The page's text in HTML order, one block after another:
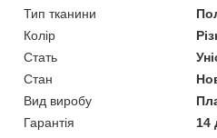
Тип тканини
Колір
Стать
Стан
Вид виробу
Гарантія
14